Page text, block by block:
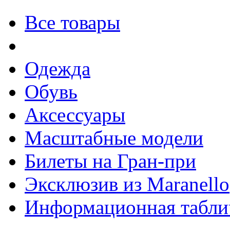
Все товары
Одежда
Обувь
Аксессуары
Масштабные модели
Билеты на Гран-при
Эксклюзив из Maranello
Информационная